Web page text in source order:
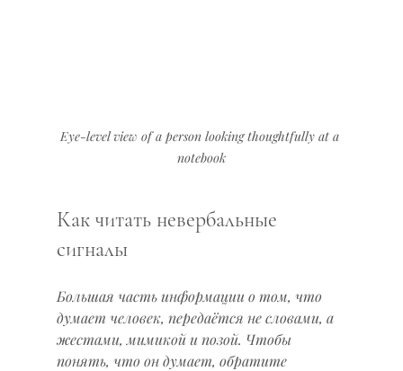
Eye-level view of a person looking thoughtfully at a
notebook
Как читать невербальные
сигналы
Большая часть информации о том, что
думает человек, передаётся не словами, а
жестами, мимикой и позой. Чтобы
понять, что он думает, обратите